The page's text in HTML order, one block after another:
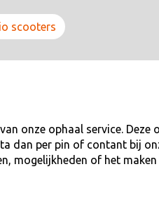
scooters
onze ophaal service.
dan per pin of contant bij
mogelijkheden of het